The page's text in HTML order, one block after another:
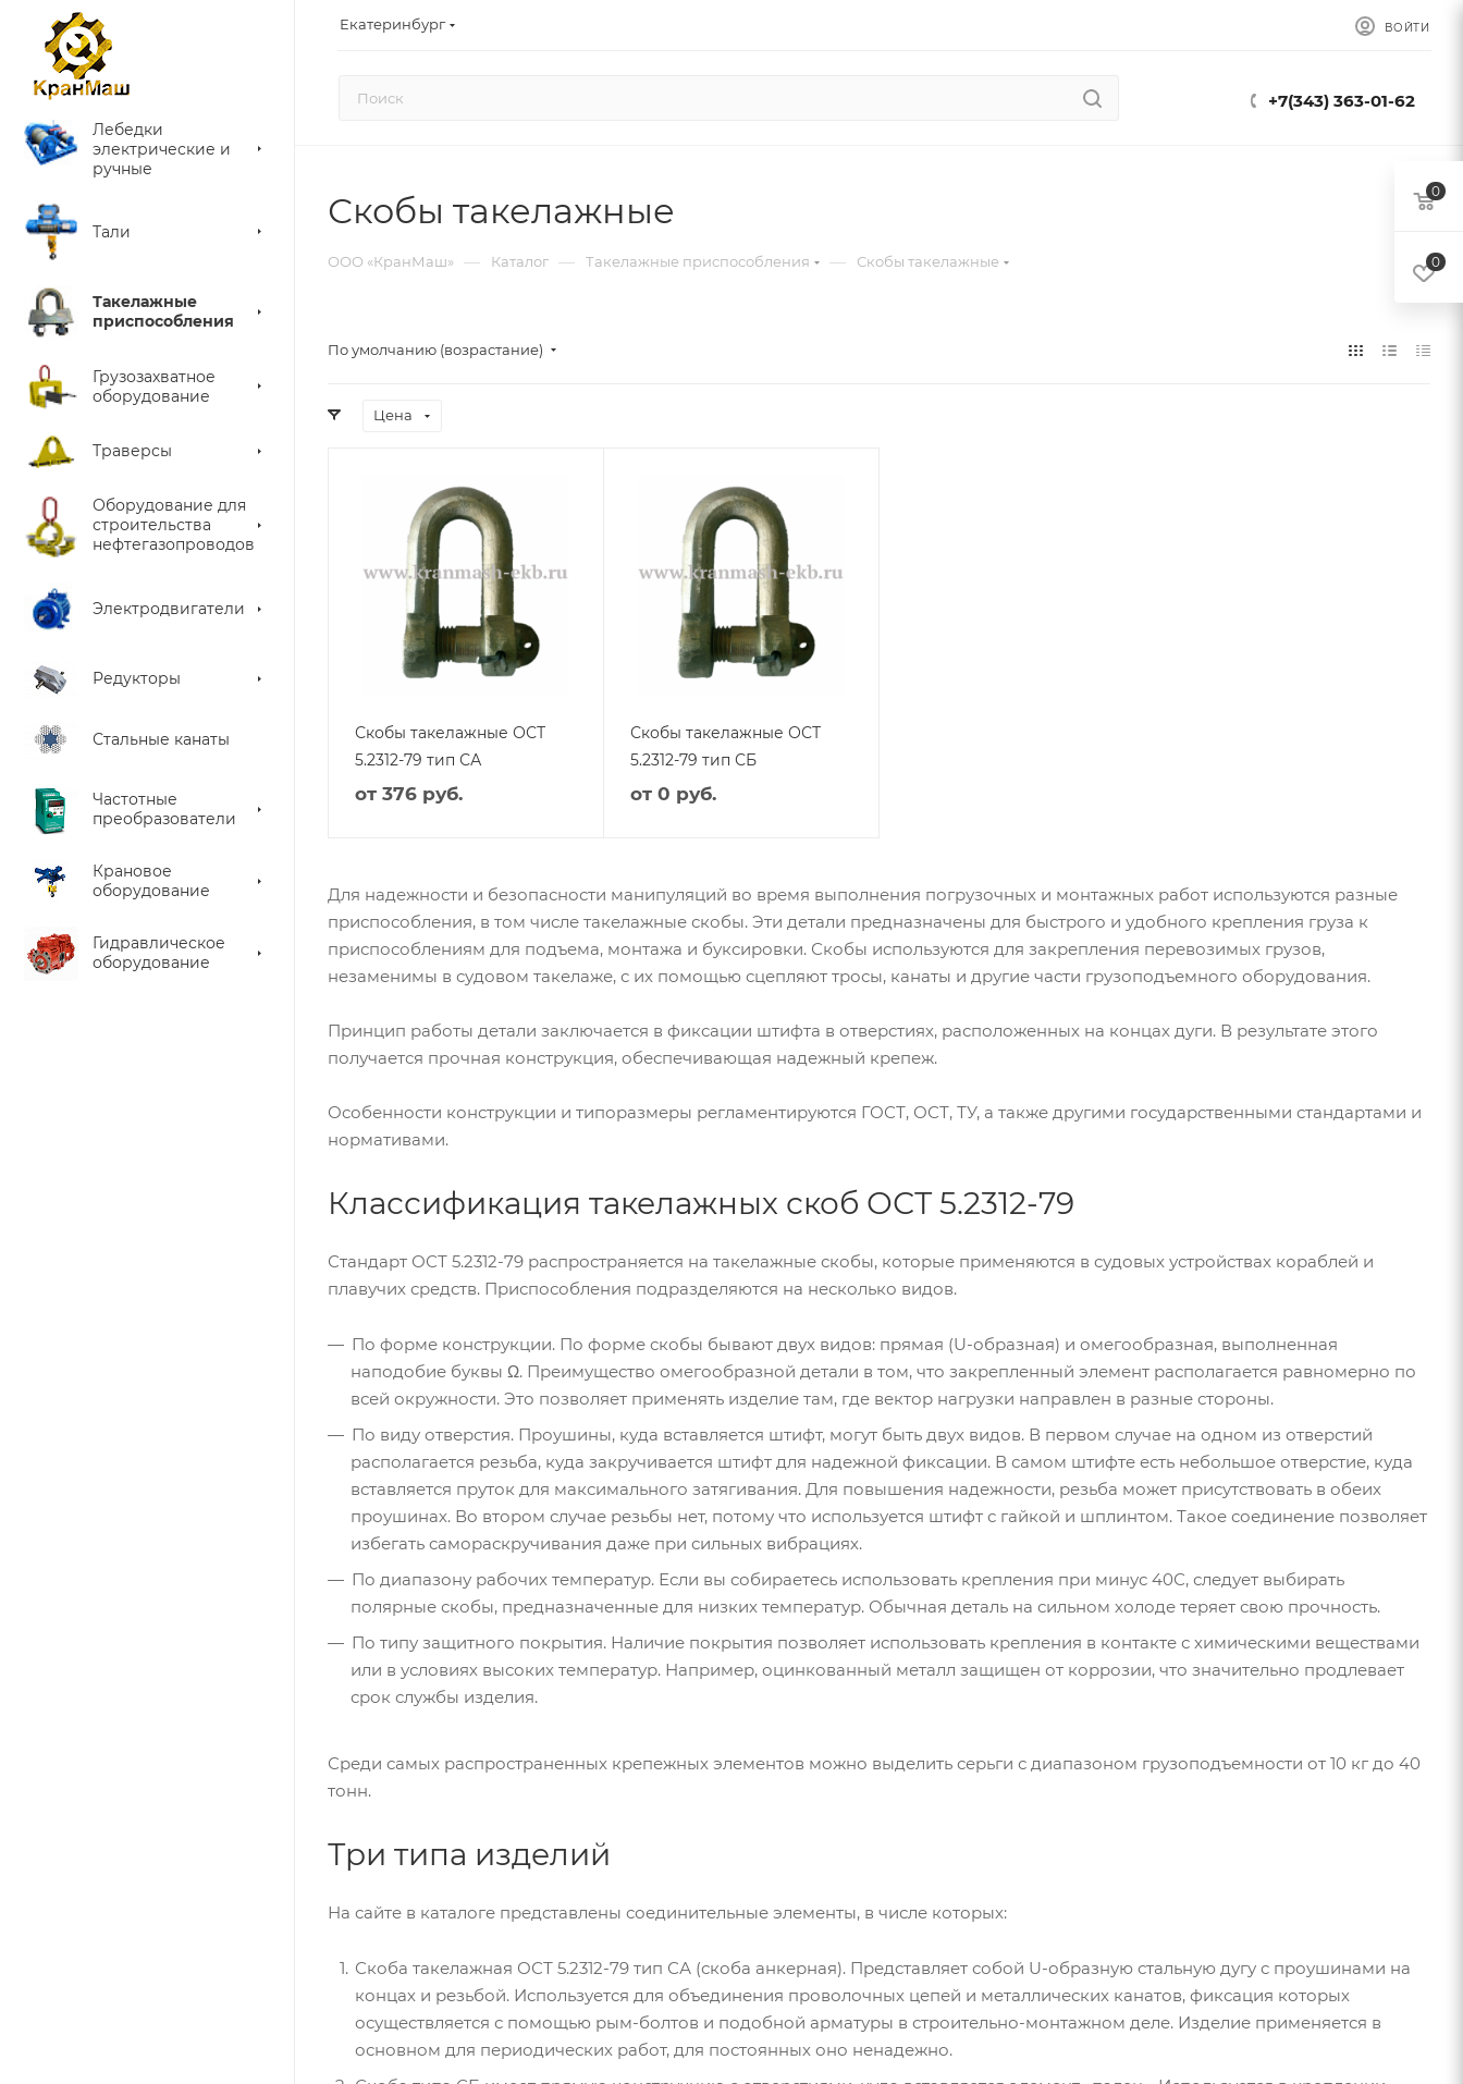
Екатеринбург ВОЙТИ
+7(343) 363-01-62
Лебедки
электрические и
ручные
Тали
Такелажные
приспособления
Грузозахватное
оборудование
Траверсы
Оборудование для
строительства
нефтегазопроводов
Электродвигатели
Редукторы
Стальные канаты
Частотные
преобразователи
Крановое
оборудование
Гидравлическое
оборудование
Скобы такелажные
ООО «КранМаш» — Каталог — Такелажные приспособления — Скобы такелажные
По умолчанию (возрастание)
Цена
Скобы такелажные ОСТ
5.2312-79 тип СА
от 376 руб.
Скобы такелажные ОСТ
5.2312-79 тип СБ
от 0 руб.
Для надежности и безопасности манипуляций во время выполнения погрузочных и монтажных работ используются разные
приспособления, в том числе такелажные скобы. Эти детали предназначены для быстрого и удобного крепления груза к
приспособлениям для подъема, монтажа и буксировки. Скобы используются для закрепления перевозимых грузов,
незаменимы в судовом такелаже, с их помощью сцепляют тросы, канаты и другие части грузоподъемного оборудования.
Принцип работы детали заключается в фиксации штифта в отверстиях, расположенных на концах дуги. В результате этого
получается прочная конструкция, обеспечивающая надежный крепеж.
Особенности конструкции и типоразмеры регламентируются ГОСТ, ОСТ, ТУ, а также другими государственными стандартами и
нормативами.
Классификация такелажных скоб ОСТ 5.2312-79
Стандарт ОСТ 5.2312-79 распространяется на такелажные скобы, которые применяются в судовых устройствах кораблей и
плавучих средств. Приспособления подразделяются на несколько видов.
По форме конструкции. По форме скобы бывают двух видов: прямая (U-образная) и омегообразная, выполненная
наподобие буквы Ω. Преимущество омегообразной детали в том, что закрепленный элемент располагается равномерно по
всей окружности. Это позволяет применять изделие там, где вектор нагрузки направлен в разные стороны.
По виду отверстия. Проушины, куда вставляется штифт, могут быть двух видов. В первом случае на одном из отверстий
располагается резьба, куда закручивается штифт для надежной фиксации. В самом штифте есть небольшое отверстие, куда
вставляется пруток для максимального затягивания. Для повышения надежности, резьба может присутствовать в обеих
проушинах. Во втором случае резьбы нет, потому что используется штифт с гайкой и шплинтом. Такое соединение позволяет
избегать самораскручивания даже при сильных вибрациях.
По диапазону рабочих температур. Если вы собираетесь использовать крепления при минус 40С, следует выбирать
полярные скобы, предназначенные для низких температур. Обычная деталь на сильном холоде теряет свою прочность.
По типу защитного покрытия. Наличие покрытия позволяет использовать крепления в контакте с химическими веществами
или в условиях высоких температур. Например, оцинкованный металл защищен от коррозии, что значительно продлевает
срок службы изделия.
Среди самых распространенных крепежных элементов можно выделить серьги с диапазоном грузоподъемности от 10 кг до 40
тонн.
Три типа изделий
На сайте в каталоге представлены соединительные элементы, в числе которых:
Скоба такелажная ОСТ 5.2312-79 тип СА (скоба анкерная). Представляет собой U-образную стальную дугу с проушинами на
концах и резьбой. Используется для объединения проволочных цепей и металлических канатов, фиксация которых
осуществляется с помощью рым-болтов и подобной арматуры в строительно-монтажном деле. Изделие применяется в
основном для периодических работ, для постоянных оно ненадежно.
0
0